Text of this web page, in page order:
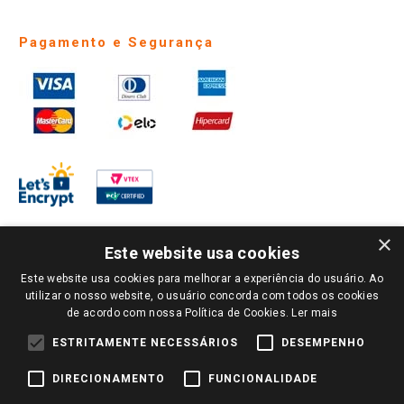
Pagamento e Segurança
PARA VER OS PREÇOS DA SUA REGIÃO, FAÇA LOGIN E SELECIONE A LOJA DE
SUA PREFERÊNCIA. SOMENTE APÓS O LOGIN, OS PREÇOS DA SUA REGIÃO OU
LOJA SERÃO CARREGADOS.
TODOS OS PREÇOS E CONDIÇÕES COMERCIAIS DESTE SITE SÃO VÁLIDOS APENAS
PARA COMPRAS REALIZADAS NO GIASSI.COM.BR E NA LOJA SELECIONADA
PREÇOS PARA AS VENDAS ONLINE DIVULGADOS NO SITE PREVALECEM ANTE
×
Este website usa cookies
Este website usa cookies para melhorar a experiência do usuário. Ao
utilizar o nosso website, o usuário concorda com todos os cookies
de acordo com nossa Política de Cookies. Ler mais
ESTRITAMENTE NECESSÁRIOS DESEMPENHO
DIRECIONAMENTO FUNCIONALIDADE